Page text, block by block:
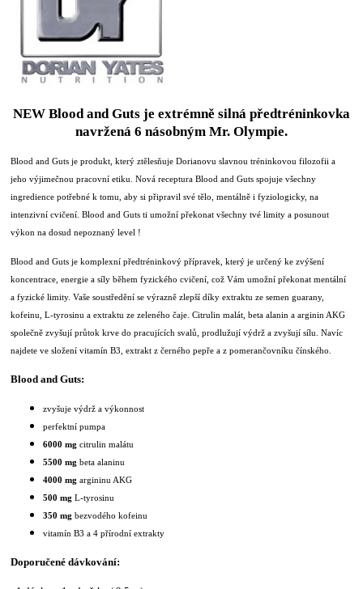
NEW Blood and Guts je extrémně silná předtréninkovka
navržená 6 násobným Mr. Olympie.
Blood and Guts je produkt, který ztělesňuje Dorianovu slavnou tréninkovou filozofii a
jeho výjimečnou pracovní etiku. Nová receptura Blood and Guts spojuje všechny
ingredience potřebné k tomu, aby si připravil své tělo, mentálně i fyziologicky, na
intenzivní cvičení. Blood and Guts ti umožní překonat všechny tvé limity a posunout
výkon na dosud nepoznaný level !
Blood and Guts je komplexní předtréninkový přípravek, který je určený ke zvýšení
koncentrace, energie a síly během fyzického cvičení, což Vám umožní překonat mentální
a fyzické limity. Vaše soustředění se výrazně zlepší díky extraktu ze semen guarany,
kofeinu, L-tyrosinu a extraktu ze zeleného čaje. Citrulin malát, beta alanin a arginin AKG
společně zvyšují průtok krve do pracujících svalů, prodlužují výdrž a zvyšují sílu. Navíc
najdete ve složení vitamín B3, extrakt z černého pepře a z pomerančovníku čínského.
Blood and Guts:
zvyšuje výdrž a výkonnost
perfektní pumpa
6000 mg citrulin malátu
5500 mg beta alaninu
4000 mg argininu AKG
500 mg L-tyrosinu
350 mg bezvodého kofeinu
vitamín B3 a 4 přírodní extrakty
Doporučené dávkování: